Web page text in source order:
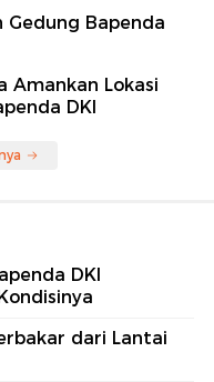
Gedung Bapenda
Amankan Lokasi
DKI
DKI
dari Lantai